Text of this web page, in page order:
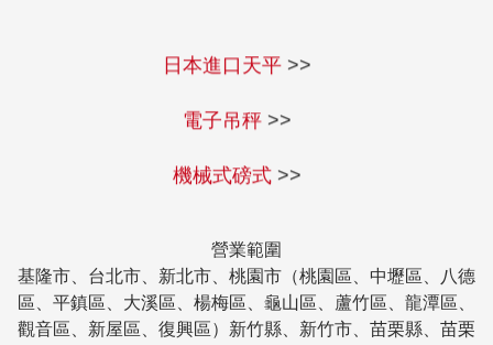
日本進口天平>>
電子吊秤>>
機械式磅式>>
營業範圍
基隆市、台北市、新北市、桃園市（桃園區、中壢區、八德
區、平鎮區、大溪區、楊梅區、龜山區、蘆竹區、龍潭區、
觀音區、新屋區、復興區）新竹縣、新竹市、苗栗縣、苗栗